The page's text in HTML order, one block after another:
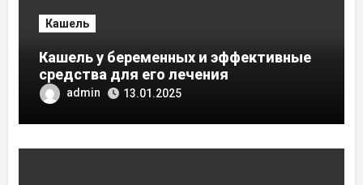
Кашель
Кашель у беременных и эффективные
средства для его лечения
admin 13.01.2025